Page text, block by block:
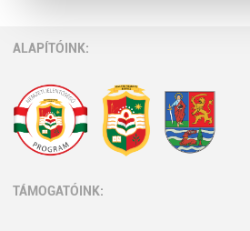
ALAPÍTÓINK:
TÁMOGATÓINK: